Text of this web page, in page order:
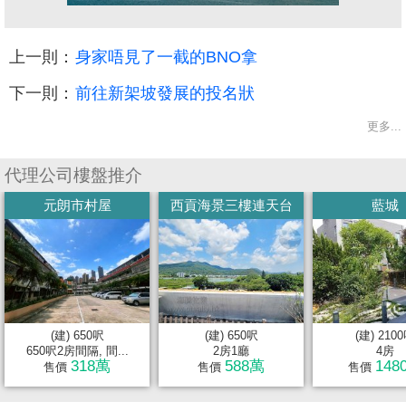
上一則： 身家唔見了一截的BNO拿
下一則： 前往新架坡發展的投名狀
更多...
代理公司樓盤推介
元朗市村屋
(建) 650呎
650呎2房間隔, 間...
售價 318萬
西貢海景三樓連天台
(建) 650呎
2房1廳
售價 588萬
藍城
(建) 2100
4房
售價